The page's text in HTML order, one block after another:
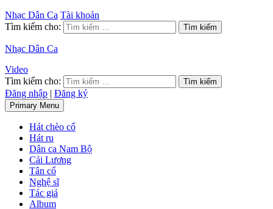
Nhạc Dân Ca Tài khoản
Tìm kiếm cho:
Nhạc Dân Ca
Video
Tìm kiếm cho:
Đăng nhập | Đăng ký
Primary Menu
Hát chèo cổ
Hát ru
Dân ca Nam Bộ
Cải Lương
Tân cổ
Nghệ sĩ
Tác giả
Album